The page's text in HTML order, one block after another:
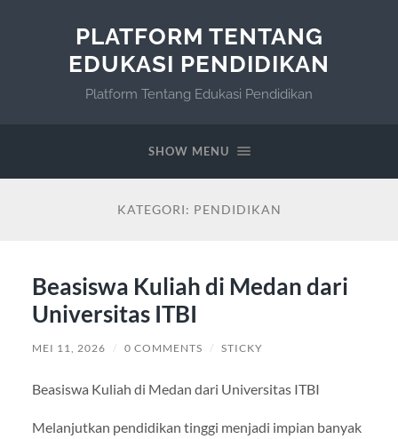
PLATFORM TENTANG
EDUKASI PENDIDIKAN
Platform Tentang Edukasi Pendidikan
SHOW MENU
KATEGORI: PENDIDIKAN
Beasiswa Kuliah di Medan dari
Universitas ITBI
MEI 11, 2026 / 0 COMMENTS / STICKY
Beasiswa Kuliah di Medan dari Universitas ITBI
Melanjutkan pendidikan tinggi menjadi impian banyak